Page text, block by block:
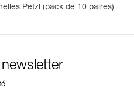
Petzl (pack de 10 paires)